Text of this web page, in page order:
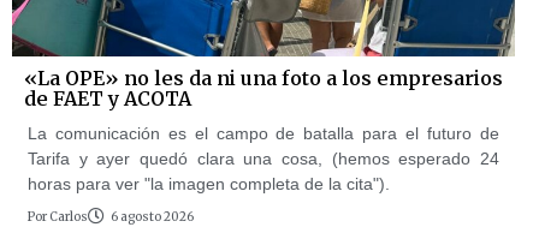
«La OPE» no les da ni una foto a los empresarios
de FAET y ACOTA
La comunicación es el campo de batalla para el futuro de
Tarifa y ayer quedó clara una cosa, (hemos esperado 24
horas para ver "la imagen completa de la cita").
Por Carlos 6 agosto 2026